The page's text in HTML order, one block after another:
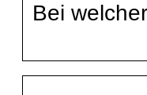
Bei